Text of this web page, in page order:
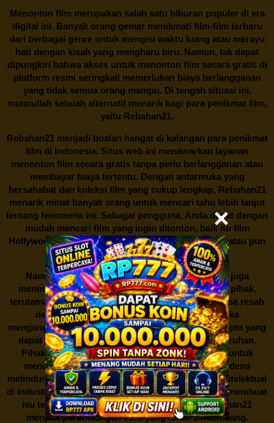
Menonton film merupakan salah satu hiburan populer di era
digital ini. Banyak orang gemar menikmati film-film terbaru
dari berbagai genre untuk mengisi waktu luang atau merayu
hati dengan kisah yang mengharu biru. Namun, tak dapat
dipungkiri bahwa akses untuk menonton film secara gratis di
platform resmi seringkali memerlukan biaya berlangganan
yang tidak semua orang mampu. Di tengah situasi ini,
muncullah sebuah alternatif menarik bagi para penikmat film,
yaitu Rebahan21.
Rebahan21menjadi bualan hangat di kalangan para penikmat
film di Indonesia. Situs web ini menawarkan layanan
menonton film secara gratis tanpa perlu berlangganan atau
membayar biaya tertentu. Dengan antarmuka yang
bersahabat dan koleksi film yang cukup lengkap, Rebahan21
menarik minat banyak orang untuk mencari tahu lebih lanjut
tentang fenomena ini. Sebagai pengguna, Anda dapat dengan
mudah mencari film yang ingin ditonton, baik itu film
Hollywood terbaru, drama Korea yang sedang hits, atau pun
produksi film lokal dengan kualitas terbaik.
Namun, seperti halnya cerita manis,Rebahan21juga
menimbulkan kontroversi di industri film. Banyak pihak,
terutama produsen film dan pemilik hak cipta, merasa resah
dengan maraknya situs-situs seperti ini. Mereka
menganggapnya sebagai bentuk pelanggaran hak cipta yang
dapat merugikan industri perfilman secara keseluruhan.
Pihak berwenang pun turut terlibat dalam upaya untuk
menutup situs-situs ilegal semacam Rebahan21 demi
melindungi keberlangsungan bisnis dan kekayaan intelektual
di industri hiburan. Konflik kepentingan inilah yang membuat
isu tentang menonton film secara gratis diRebahan21
menjadi perbincangan seru yang terus berkembang.